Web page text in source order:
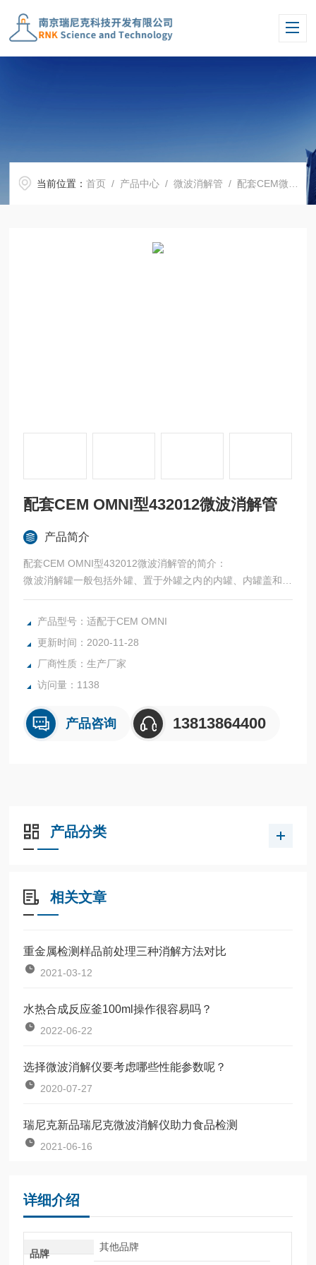
当前位置：首页 / 产品中心 /微波消解管 /配套CEM微波消解罐
配套CEM OMNI型432012微波消解管
产品简介
配套CEM OMNI型432012微波消解管的简介：
微波消解罐一般包括外罐、置于外罐之内的内罐、内罐盖和外
罐盖,其特征在于,外罐盖通过螺纹拧紧到外罐罐口并将内罐盖
压紧到内罐罐口。微波消解罐,既能到达较高的工作压力,同时
产品型号：适配于CEM OMNI
更新时间：2020-11-28
厂商性质：生产厂家
访问量：1138
产品咨询 13813864400
产品分类
相关文章
重金属检测样品前处理三种消解方法对比
2021-03-12
水热合成反应釜100ml操作很容易吗？
2022-06-22
选择微波消解仪要考虑哪些性能参数呢？
2020-07-27
瑞尼克新品瑞尼克微波消解仪助力食品检测
2021-06-16
详细介绍
品牌
其他品牌